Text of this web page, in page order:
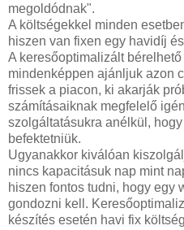
megoldódnak".
A költségekkel minden
hiszen van fixen egy havidíj
A keresőoptimalizált
mindenképpen ajánljuk azon
frissek a piacon, ki akarják
számításaiknak megfelelő
szolgáltatásukra anélkül,
befektetniük.
Ugyanakkor kiválóan
nincs kapacitásuk nap mint
hiszen fontos tudni, hogy egy
gondozni kell.
készítés esetén havi fix